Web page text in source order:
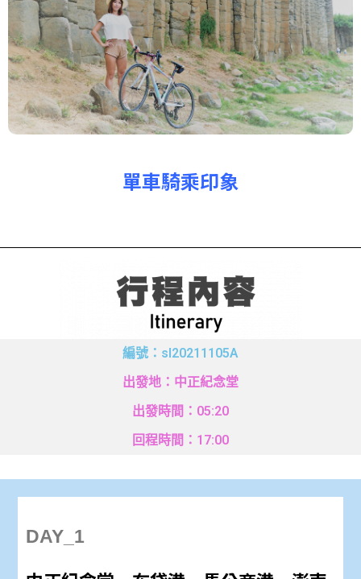
單車騎乘印象
編號：sl20211105A
出發地：中正紀念堂
出發時間：05:20
回程時間：17:00
DAY_1